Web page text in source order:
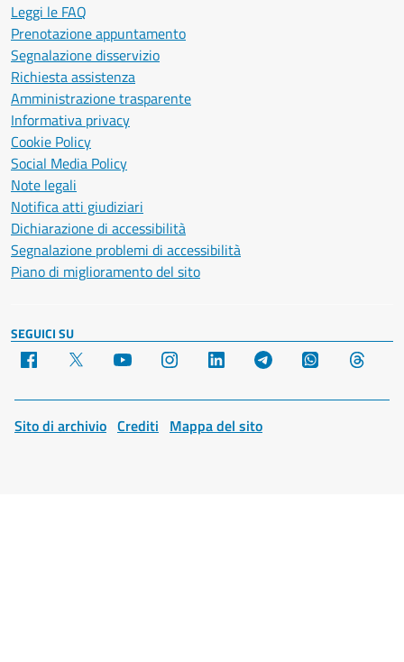
Leggi le FAQ
Prenotazione appuntamento
Segnalazione disservizio
Richiesta assistenza
Amministrazione trasparente
Informativa privacy
Cookie Policy
Social Media Policy
Note legali
Notifica atti giudiziari
Dichiarazione di accessibilità
Segnalazione problemi di accessibilità
Piano di miglioramento del sito
SEGUICI SU
Facebook YouTube Instagram LinkedIn Telegram WhatsApp
Sito di archivio Crediti Mappa del sito